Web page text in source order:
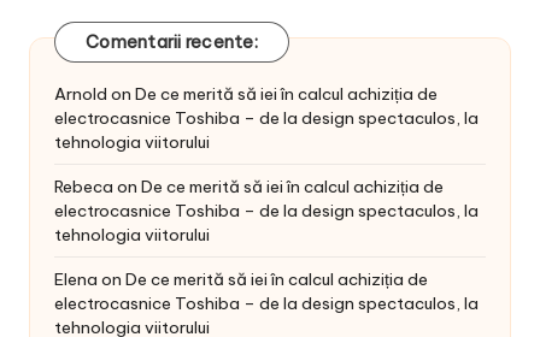
Comentarii recente:
Arnold on De ce merită să iei în calcul achiziția de
electrocasnice Toshiba – de la design spectaculos, la
tehnologia viitorului
Rebeca on De ce merită să iei în calcul achiziția de
electrocasnice Toshiba – de la design spectaculos, la
tehnologia viitorului
Elena on De ce merită să iei în calcul achiziția de
electrocasnice Toshiba – de la design spectaculos, la
tehnologia viitorului